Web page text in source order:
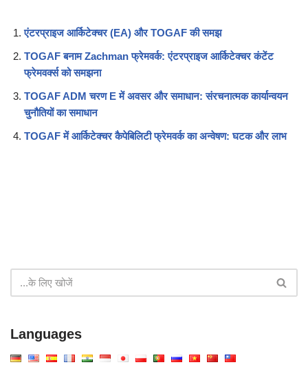
एंटरप्राइज आर्किटेक्चर (EA) और TOGAF की समझ
TOGAF बनाम Zachman फ्रेमवर्क: एंटरप्राइज आर्किटेक्चर कंटेंट
फ्रेमवर्क्स को समझना
TOGAF ADM चरण E में अवसर और समाधान: संरचनात्मक कार्यान्वयन
चुनौतियों का समाधान
TOGAF में आर्किटेक्चर कैपेबिलिटी फ्रेमवर्क का अन्वेषण: घटक और लाभ
Languages